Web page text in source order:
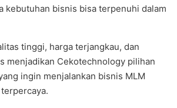
kebutuhan bisnis bisa terpenuhi dalam
tinggi, harga terjangkau, dan
menjadikan Cekotechnology pilihan
ingin menjalankan bisnis MLM